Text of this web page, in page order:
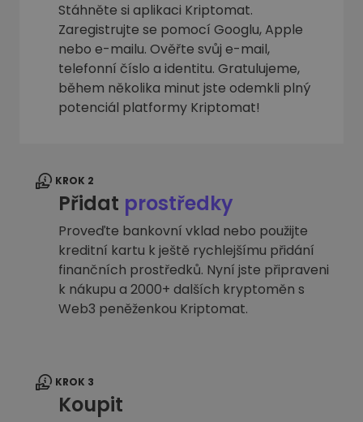
Stáhněte si aplikaci Kriptomat.
Zaregistrujte se pomocí Googlu, Apple
nebo e-mailu. Ověřte svůj e-mail,
telefonní číslo a identitu. Gratulujeme,
během několika minut jste odemkli plný
potenciál platformy Kriptomat!
KROK 2
Přidat prostředky
Proveďte bankovní vklad nebo použijte
kreditní kartu k ještě rychlejšímu přidání
finančních prostředků. Nyní jste připraveni
k nákupu a 2000+ dalších kryptoměn s
Web3 peněženkou Kriptomat.
KROK 3
Koupit